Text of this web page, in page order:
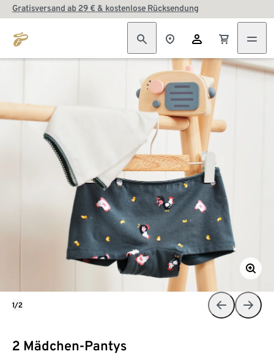
Gratisversand ab 29 € & kostenlose Rücksendung
2 Mädchen-Pantys
1/2